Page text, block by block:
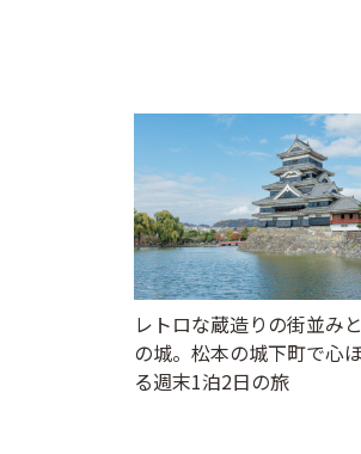
レトロな蔵造りの街並み
の城。松本の城下町で心
る週末1泊2日の旅